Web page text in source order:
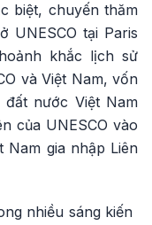
biệt, chuyến thăm
UNESCO tại Paris
khắc lịch sử
và Việt Nam, vốn
nước Việt Nam
của UNESCO vào
Nam gia nhập Liên
nhiều sáng kiến